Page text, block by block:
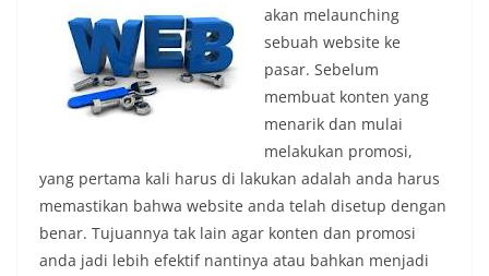
akan melaunching
sebuah website ke
pasar. Sebelum
membuat konten yang
menarik dan mulai
melakukan promosi,
yang pertama kali harus di lakukan adalah anda harus
memastikan bahwa website anda telah disetup dengan
benar. Tujuannya tak lain agar konten dan promosi
anda jadi lebih efektif nantinya atau bahkan menjadi